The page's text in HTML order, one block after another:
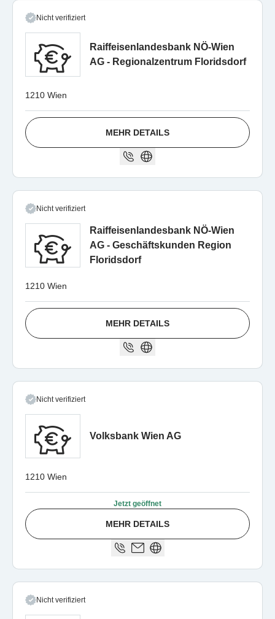
Nicht verifiziert
Raiffeisenlandesbank NÖ-Wien
AG - Regionalzentrum Floridsdorf
1210 Wien
MEHR DETAILS
Nicht verifiziert
Raiffeisenlandesbank NÖ-Wien
AG - Geschäftskunden Region
Floridsdorf
1210 Wien
MEHR DETAILS
Nicht verifiziert
Volksbank Wien AG
1210 Wien
Jetzt geöffnet
MEHR DETAILS
Nicht verifiziert